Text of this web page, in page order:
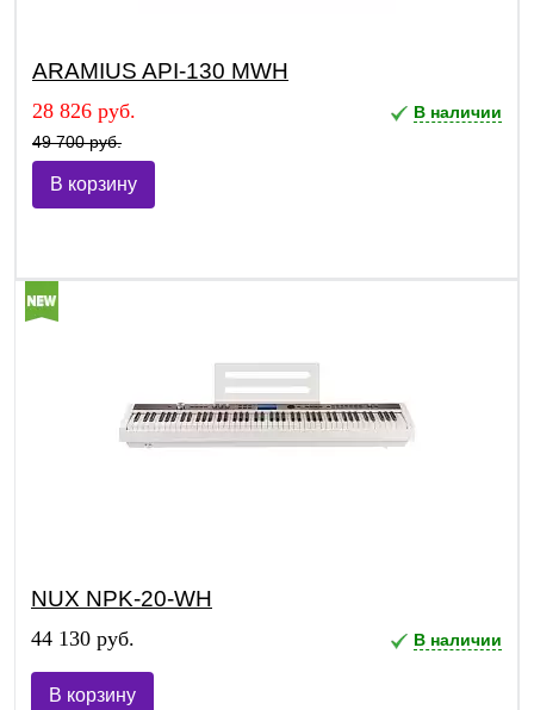
ARAMIUS API-130 MWH
28 826 руб.
49 700 руб.
В наличии
В корзину
NUX NPK-20-WH
44 130 руб. В наличии
В корзину